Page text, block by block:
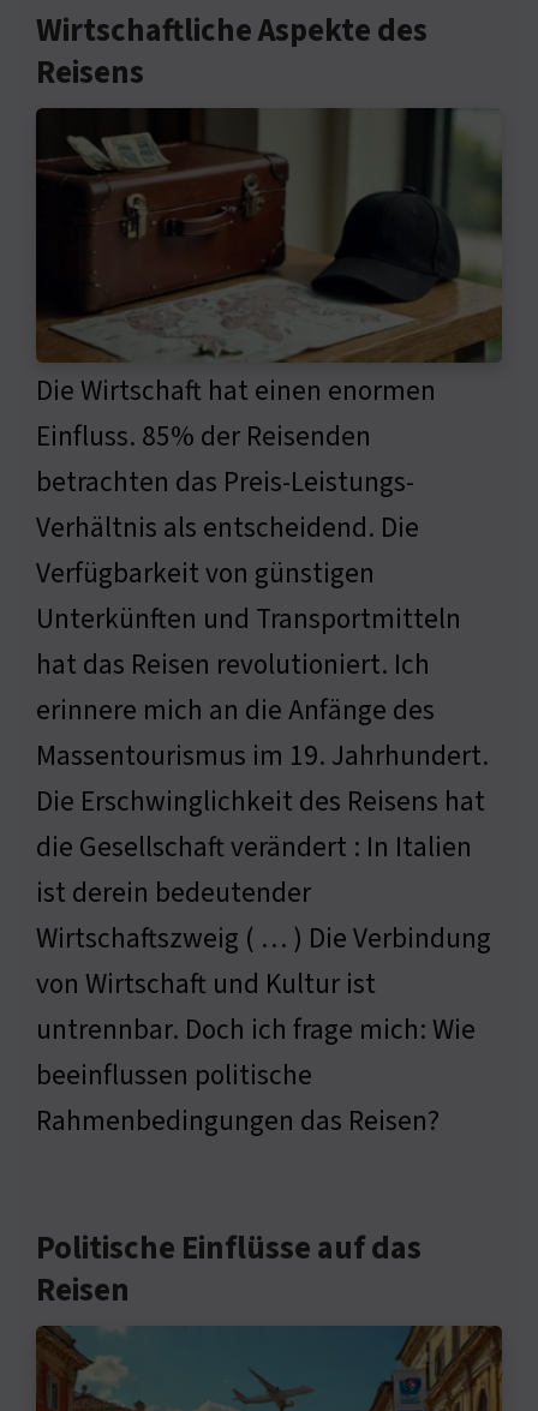
Wirtschaftliche Aspekte des
Reisens
Die Wirtschaft hat einen enormen
Einfluss. 85% der Reisenden
betrachten das Preis-Leistungs-
Verhältnis als entscheidend. Die
Verfügbarkeit von günstigen
Unterkünften und Transportmitteln
hat das Reisen revolutioniert. Ich
erinnere mich an die Anfänge des
Massentourismus im 19. Jahrhundert.
Die Erschwinglichkeit des Reisens hat
die Gesellschaft verändert : In Italien
ist derein bedeutender
Wirtschaftszweig ( … ) Die Verbindung
von Wirtschaft und Kultur ist
untrennbar. Doch ich frage mich: Wie
beeinflussen politische
Rahmenbedingungen das Reisen?
Politische Einflüsse auf das
Reisen